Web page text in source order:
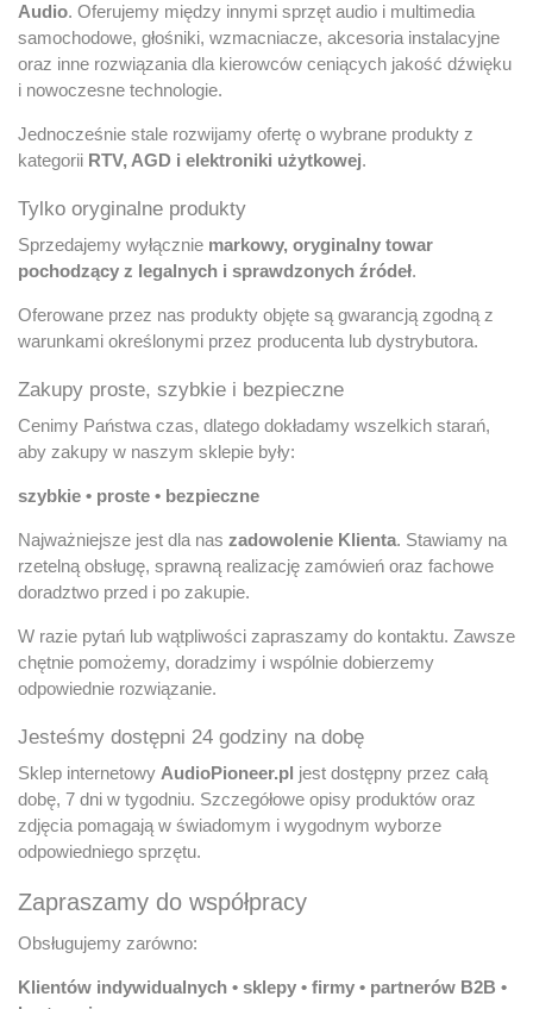
Audio. Oferujemy między innymi sprzęt audio i multimedia
samochodowe, głośniki, wzmacniacze, akcesoria instalacyjne
oraz inne rozwiązania dla kierowców ceniących jakość dźwięku
i nowoczesne technologie.
Jednocześnie stale rozwijamy ofertę o wybrane produkty z
kategorii RTV, AGD i elektroniki użytkowej.
Tylko oryginalne produkty
Sprzedajemy wyłącznie markowy, oryginalny towar
pochodzący z legalnych i sprawdzonych źródeł.
Oferowane przez nas produkty objęte są gwarancją zgodną z
warunkami określonymi przez producenta lub dystrybutora.
Zakupy proste, szybkie i bezpieczne
Cenimy Państwa czas, dlatego dokładamy wszelkich starań,
aby zakupy w naszym sklepie były:
szybkie • proste • bezpieczne
Najważniejsze jest dla nas zadowolenie Klienta. Stawiamy na
rzetelną obsługę, sprawną realizację zamówień oraz fachowe
doradztwo przed i po zakupie.
W razie pytań lub wątpliwości zapraszamy do kontaktu. Zawsze
chętnie pomożemy, doradzimy i wspólnie dobierzemy
odpowiednie rozwiązanie.
Jesteśmy dostępni 24 godziny na dobę
Sklep internetowy AudioPioneer.pl jest dostępny przez całą
dobę, 7 dni w tygodniu. Szczegółowe opisy produktów oraz
zdjęcia pomagają w świadomym i wygodnym wyborze
odpowiedniego sprzętu.
Zapraszamy do współpracy
Obsługujemy zarówno:
Klientów indywidualnych • sklepy • firmy • partnerów B2B •